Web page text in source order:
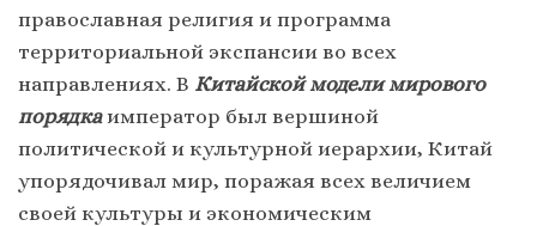
православная религия и программа
территориальной экспансии во всех
направлениях. В Китайской модели мирового
порядкаимператор был вершиной
политической и культурной иерархии, Китай
упорядочивал мир, поражая всех величием
своей культуры и экономическим